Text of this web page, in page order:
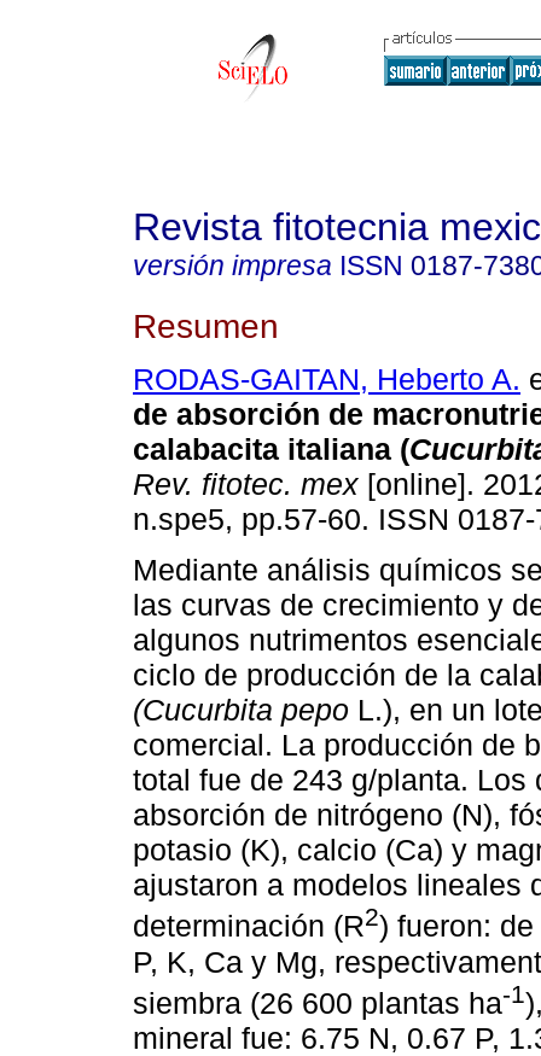
Revista fitotecnia
versión impresa ISSN 0187-
Resumen
RODAS-GAITAN, Heberto A.
de absorción de
calabacita italiana (
Rev. fitotec. mex [online].
n.spe5, pp.57-60. ISSN
Mediante análisis químicos
las curvas de crecimiento y
algunos nutrimentos
ciclo de producción de la
(Cucurbita pepo L.), en un
comercial. La producción de
total fue de 243 g/planta. Los
absorción de nitrógeno (N),
potasio (K), calcio (Ca) y
ajustaron a modelos lineales
determinación (R2) fueron:
P, K, Ca y Mg,
siembra (26 600 plantas ha-1
mineral fue: 6.75 N, 0.67 P,